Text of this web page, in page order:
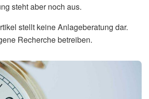
steht aber noch aus.
stellt keine Anlageberatung dar.
Recherche betreiben.